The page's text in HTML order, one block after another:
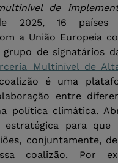
de
2025, 16 países
a União Europeia
de signatários
Multinível de
é uma
entre
política climática.
estratégica para que
conjuntamente,
coalizão. Por